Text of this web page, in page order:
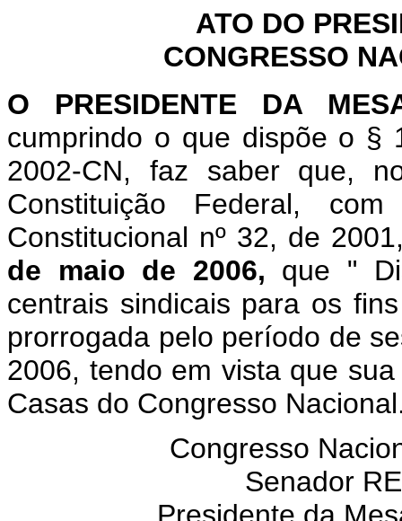
ATO DO
CONGRESSO
O PRESIDENTE DA
cumprindo o que dispõe o §
2002-CN, faz saber que,
Constituição Federal,
Constitucional nº 32, de
de maio de 2006, que "
centrais sindicais para os
prorrogada pelo período de
2006, tendo em vista que
Casas do Congresso
Congresso
Senador